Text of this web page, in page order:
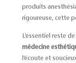
produits
rigoureuse, cette
L’essentiel reste
médecine
l’écoute et